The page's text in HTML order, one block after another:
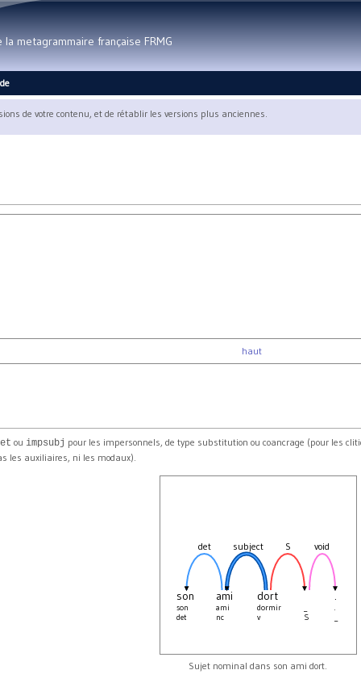
metagrammaire française FRMG
de votre contenu, et de rétablir les versions plus anciennes.
haut
ou impsubj pour les impersonnels, de type substitution ou coancrage (pour les
les auxiliaires, ni les modaux).
son
son
det
ami
ami
nc
dort
dormir
v
S
.
.
void
det S
subject
Sujet nominal dans son ami dort.